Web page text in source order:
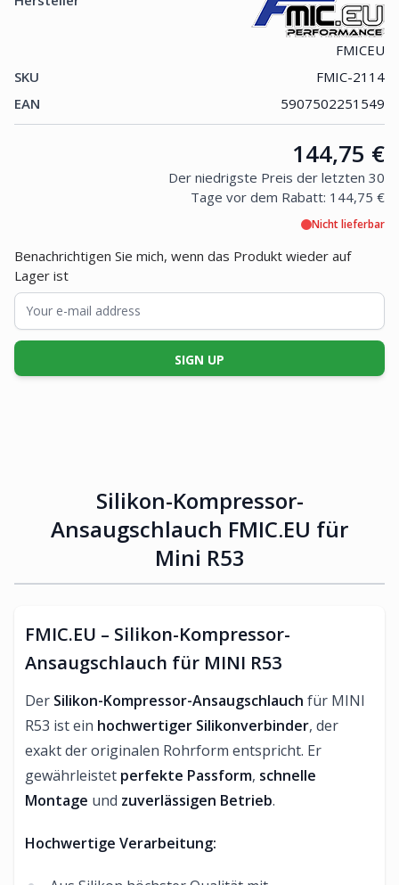
FMICEU
SKU
FMIC-2114
EAN
5907502251549
Price:
144,75 €
Der niedrigste Preis der letzten 30
Tage vor dem Rabatt: 144,75 €
Nicht lieferbar
Benachrichtigen Sie mich, wenn das Produkt wieder auf
Lager ist
SIGN UP
Silikon-Kompressor-
Ansaugschlauch FMIC.EU für
Mini R53
FMIC.EU – Silikon-Kompressor-
Ansaugschlauch für MINI R53
Der Silikon-Kompressor-Ansaugschlauch für MINI
R53 ist ein hochwertiger Silikonverbinder, der
exakt der originalen Rohrform entspricht. Er
gewährleistet perfekte Passform, schnelle
Montage und zuverlässigen Betrieb.
Hochwertige Verarbeitung: